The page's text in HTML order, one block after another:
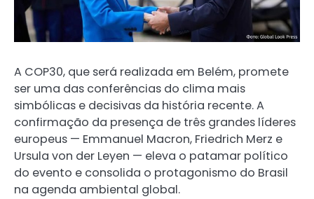
A COP30, que será realizada em Belém, promete
ser uma das conferências do clima mais
simbólicas e decisivas da história recente. A
confirmação da presença de três grandes líderes
europeus — Emmanuel Macron, Friedrich Merz e
Ursula von der Leyen — eleva o patamar político
do evento e consolida o protagonismo do Brasil
na agenda ambiental global.